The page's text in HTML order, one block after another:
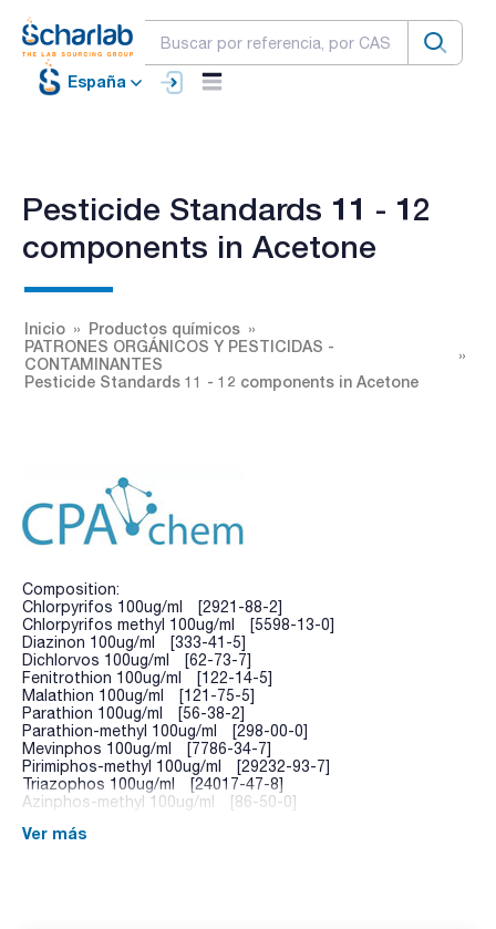
España
Pesticide Standards 11 - 12
components in Acetone
Inicio
Productos químicos
PATRONES ORGÁNICOS Y PESTICIDAS -
CONTAMINANTES
Pesticide Standards 11 - 12 components in Acetone
Composition:
Chlorpyrifos 100ug/ml [2921-88-2]
Chlorpyrifos methyl 100ug/ml [5598-13-0]
Diazinon 100ug/ml [333-41-5]
Dichlorvos 100ug/ml [62-73-7]
Fenitrothion 100ug/ml [122-14-5]
Malathion 100ug/ml [121-75-5]
Parathion 100ug/ml [56-38-2]
Parathion-methyl 100ug/ml [298-00-0]
Mevinphos 100ug/ml [7786-34-7]
Pirimiphos-methyl 100ug/ml [29232-93-7]
Triazophos 100ug/ml [24017-47-8]
Azinphos-methyl 100ug/ml [86-50-0]
Ver más